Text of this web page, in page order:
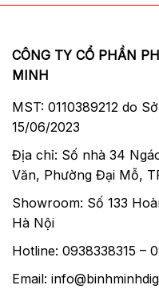
CÔNG TY CỔ PHẦN
MINH
MST: 0110389212 do
15/06/2023
Địa chỉ: Số nhà 34
Văn, Phường Đại Mỗ,
Showroom: Số 133
Hà Nội
Hotline: 0938338315 –
Email: